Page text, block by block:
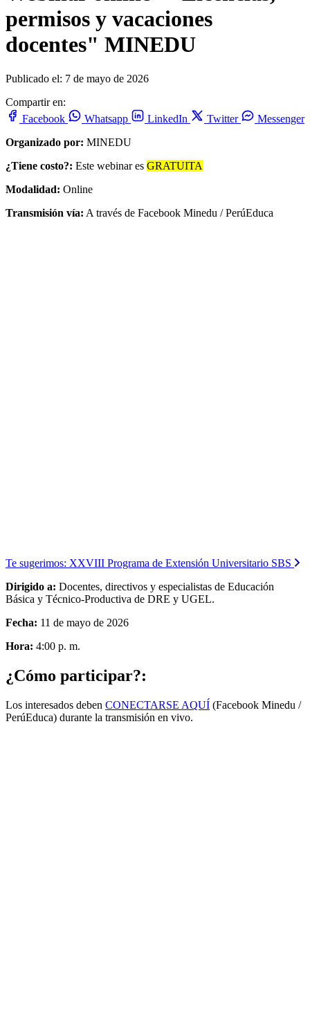
permisos y vacaciones
docentes" MINEDU
Publicado el: 7 de mayo de 2026
Compartir en:
Facebook
Whatsapp LinkedIn Twitter
Messenger
Organizado por: MINEDU
¿Tiene costo?: Este webinar es GRATUITA
Modalidad: Online
Transmisión vía: A través de Facebook Minedu / PerúEduca
Te sugerimos: XXVIII Programa de Extensión Universitario SBS
Dirigido a: Docentes, directivos y especialistas de Educación
Básica y Técnico-Productiva de DRE y UGEL.
Fecha: 11 de mayo de 2026
Hora: 4:00 p. m.
¿Cómo participar?:
Los interesados deben CONECTARSE AQUÍ (Facebook Minedu /
PerúEduca) durante la transmisión en vivo.